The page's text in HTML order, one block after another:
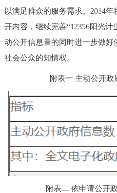
以满足群众的服务需求。2014
开内容，继续完善“12356阳光
动公开信息量的同时进一步做好
社会公众的知情权。
附表一 主动公开
附表二 依申请公开